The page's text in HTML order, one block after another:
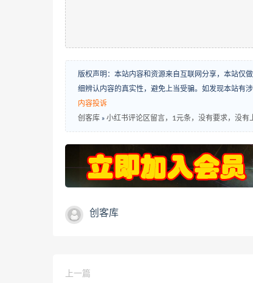
版权声明：本站内容和资源来自互联网分享，本站仅
细辨认内容的真实性，避免上当受骗。如发现本站有
内容投诉
创客库 » 小红书评论区留言，1元条，没有要求，没有
创客库
上一篇